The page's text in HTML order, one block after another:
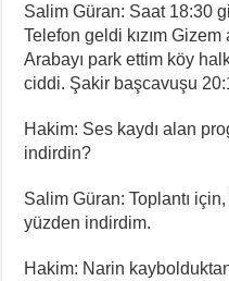
Salim Güran: Saat 18:30
Telefon geldi kızım
Arabayı park ettim köy
ciddi. Şakir başcavuşu
Hakim: Ses kaydı alan
indirdin?
Salim Güran: Toplantı
yüzden indirdim.
Hakim: Narin